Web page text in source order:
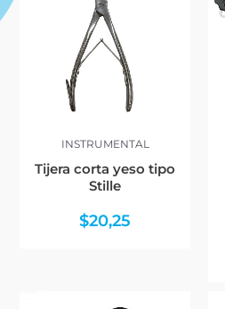
INSTRUMENTAL
Tijera corta yeso tipo
Stille
$20,25